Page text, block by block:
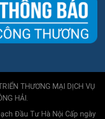
THƯƠNG MẠI DỊCH VỤ
HẢI.
Đầu Tư Hà Nội Cấp ngày